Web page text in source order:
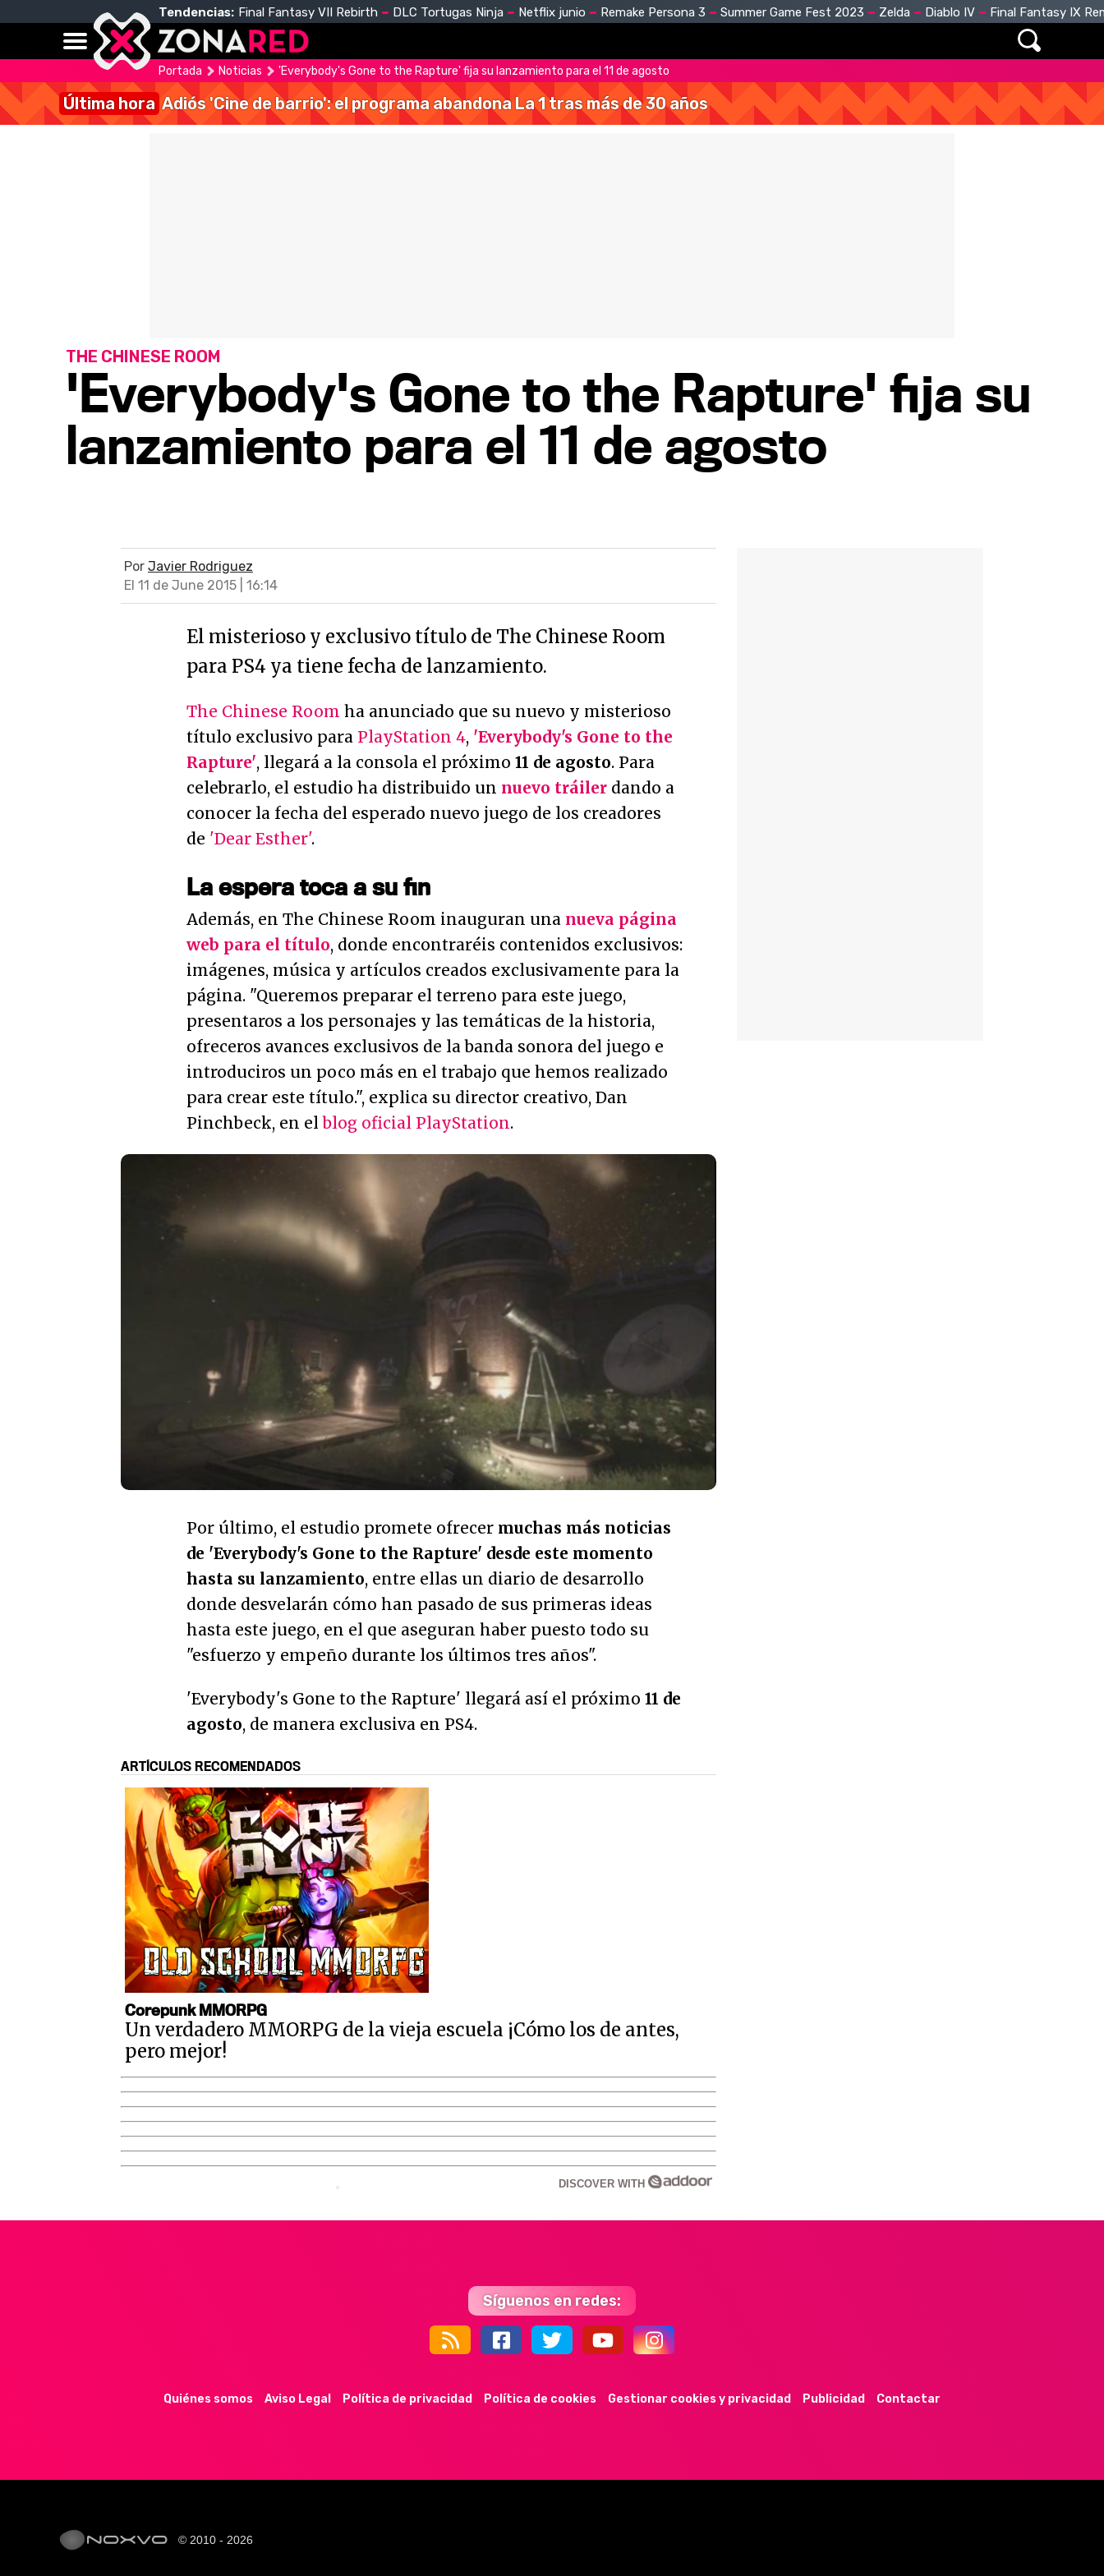
Tendencias: Final Fantasy VII Rebirth DLC Tortugas Ninja Netflix junio Remake Persona 3 Summer Game Fest 2023 Zelda Diablo IV Final Fantasy IX
Portada Noticias 'Everybody's Gone to the Rapture' fija su lanzamiento para el 11 de agosto
Última hora Adiós 'Cine de barrio': el programa abandona La 1 tras más de 30 años
'Everybody's Gone to the Rapture' fija su
lanzamiento para el 11 de agosto
THE CHINESE ROOM
Por Javier Rodriguez
El 11 de June 2015 | 16:14
El misterioso y exclusivo título de The Chinese Room
para PS4 ya tiene fecha de lanzamiento.
The Chinese Room ha anunciado que su nuevo y misterioso
título exclusivo para PlayStation 4, 'Everybody's Gone to the
Rapture', llegará a la consola el próximo 11 de agosto. Para
celebrarlo, el estudio ha distribuido un nuevo tráiler dando a
conocer la fecha del esperado nuevo juego de los creadores
de 'Dear Esther'.
La espera toca a su fin
Además, en The Chinese Room inauguran una nueva página
web para el título, donde encontraréis contenidos exclusivos:
imágenes, música y artículos creados exclusivamente para la
página. "Queremos preparar el terreno para este juego,
presentaros a los personajes y las temáticas de la historia,
ofreceros avances exclusivos de la banda sonora del juego e
introduciros un poco más en el trabajo que hemos realizado
para crear este título.", explica su director creativo, Dan
Pinchbeck, en elblog oficial PlayStation.
Por último, el estudio promete ofrecer muchas más noticias
de 'Everybody's Gone to the Rapture' desde este momento
hasta su lanzamiento, entre ellas un diario de desarrollo
donde desvelarán cómo han pasado de sus primeras ideas
hasta este juego, en el que aseguran haber puesto todo su
"esfuerzo y empeño durante los últimos tres años".
'Everybody's Gone to the Rapture' llegará así el próximo 11 de
agosto, de manera exclusiva en PS4.
ARTÍCULOS RECOMENDADOS
Corepunk MMORPG
Un verdadero MMORPG de la vieja escuela ¡Cómo los de antes,
pero mejor!
DISCOVER WITH
Síguenos en redes:
44k 9k 35k 352
Quiénes somos Aviso Legal Política de privacidad Política de cookies Gestionar cookies y privacidad Publicidad Contactar
© 2010 - 2026